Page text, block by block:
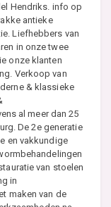
Hendriks. info op
antieke
Liefhebbers van
in onze twee
onze klanten
Verkoop van
& klassieke
al meer dan 25
De 2e generatie
en vakkundige
van stoelen
in
maken van de